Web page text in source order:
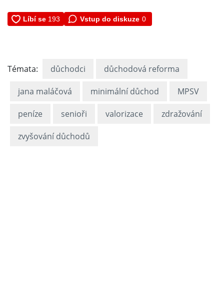
Vstup do diskuze 0
Témata: důchodci důchodová reforma
jana maláčová minimální důchod MPSV
peníze senioři valorizace zdražování
zvyšování důchodů